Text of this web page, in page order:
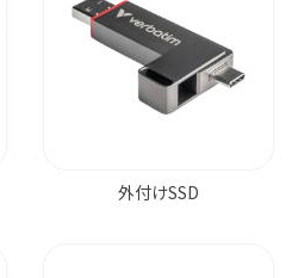
外付けSSD